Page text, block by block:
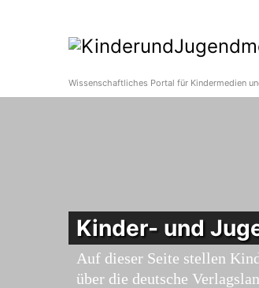
Wissenschaftliches Portal für Kindermedien
Kinder- und
Auf dieser Seite stellen
über die deutsche